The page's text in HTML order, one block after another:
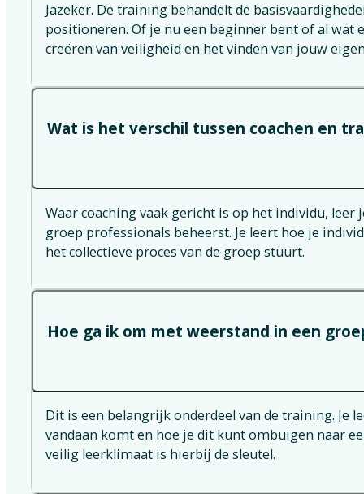
Jazeker. De training behandelt de
positioneren. Of je nu een beginner bent of al
creëren van veiligheid en het vinden van jouw
Wat is het verschil tussen coachen en
Waar coaching vaak gericht is op het individu, leer
groep professionals beheerst. Je leert hoe je
het collectieve proces van de groep stuurt.
Hoe ga ik om met weerstand in een
Dit is een belangrijk onderdeel van de training. Je
vandaan komt en hoe je dit kunt ombuigen naar
veilig leerklimaat is hierbij de sleutel.